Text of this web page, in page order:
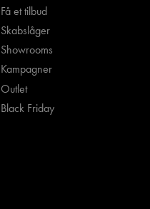
Få et tilbud
Skabslåger
Showrooms
Kampagner
Outlet
Black Friday